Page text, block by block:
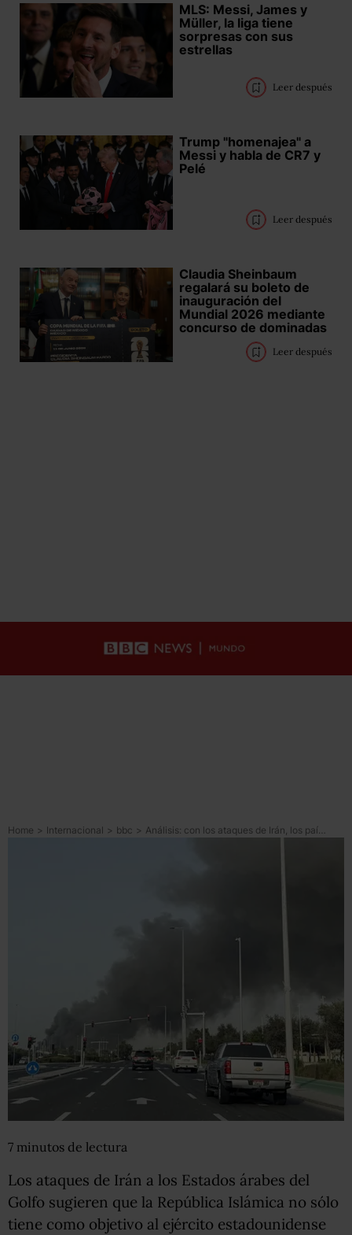
MLS: Messi, James y
Müller, la liga tiene
sorpresas con sus
estrellas
Leer después
Trump "homenajea" a
Messi y habla de CR7 y
Pelé
Leer después
Claudia Sheinbaum
regalará su boleto de
inauguración del
Mundial 2026 mediante
concurso de dominadas
Leer después
Home > Internacional > bbc >
7 minutos de lectura
Los ataques de Irán a los Estados árabes del
Golfo sugieren que la República Islámica no sólo
tiene como objetivo al ejército estadounidense